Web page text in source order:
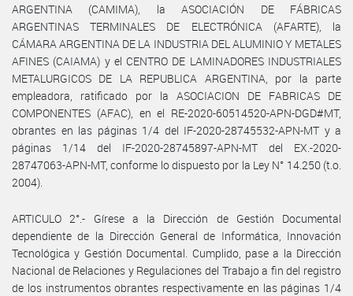
ARGENTINA (CAMIMA), la ASOCIACIÓN DE FÁBRICAS
ARGENTINAS TERMINALES DE ELECTRÓNICA (AFARTE), la
CÁMARA ARGENTINA DE LA INDUSTRIA DEL ALUMINIO Y METALES
AFINES (CAIAMA) y el CENTRO DE LAMINADORES INDUSTRIALES
METALURGICOS DE LA REPUBLICA ARGENTINA, por la parte
empleadora, ratificado por la ASOCIACION DE FABRICAS DE
COMPONENTES (AFAC), en el RE-2020-60514520-APN-DGD#MT,
obrantes en las páginas 1/4 del IF-2020-28745532-APN-MT y a
páginas 1/14 del IF-2020-28745897-APN-MT del EX.-2020-
28747063-APN-MT, conforme lo dispuesto por la Ley N° 14.250 (t.o.
2004).
ARTICULO 2°.- Gírese a la Dirección de Gestión Documental
dependiente de la Dirección General de Informática, Innovación
Tecnológica y Gestión Documental. Cumplido, pase a la Dirección
Nacional de Relaciones y Regulaciones del Trabajo a fin del registro
de los instrumentos obrantes respectivamente en las páginas 1/4